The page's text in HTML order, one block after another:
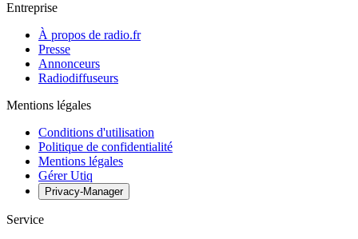
Entreprise
À propos de radio.fr
Presse
Annonceurs
Radiodiffuseurs
Mentions légales
Conditions d'utilisation
Politique de confidentialité
Mentions légales
Gérer Utiq
Privacy-Manager
Service